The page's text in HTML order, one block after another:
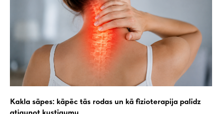
Kakla sāpes: kāpēc tās rodas un kā fizioterapija palīdz